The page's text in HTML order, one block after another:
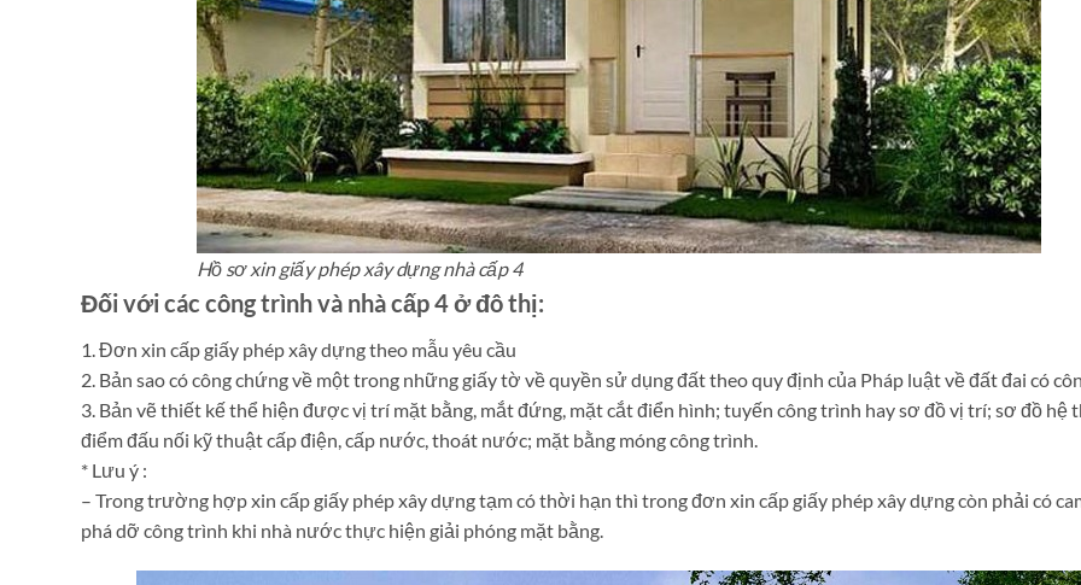
Hồ sơ xin giấy phép xây dựng nhà cấp 4
Đối với các công trình và nhà cấp 4 ở đô thị:
1. Đơn xin cấp giấy phép xây dựng theo mẫu yêu cầu
2. Bản sao có công chứng về một trong những giấy tờ về quyền sử dụng đất theo quy định của Pháp luật về đất đai có
3. Bản vẽ thiết kế thể hiện được vị trí mặt bằng, mắt đứng, mặt cắt điển hình; tuyến công trình hay sơ đồ vị trí; sơ đồ hệ
điểm đấu nối kỹ thuật cấp điện, cấp nước, thoát nước; mặt bằng móng công trình.
* Lưu ý :
– Trong trường hợp xin cấp giấy phép xây dựng tạm có thời hạn thì trong đơn xin cấp giấy phép xây dựng còn phải có
phá dỡ công trình khi nhà nước thực hiện giải phóng mặt bằng.